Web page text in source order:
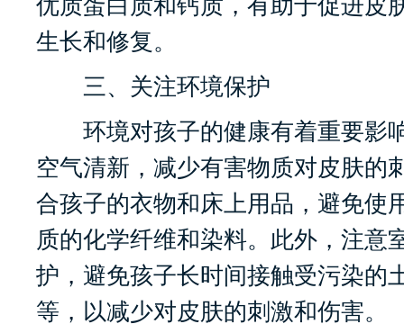
优质蛋白质和钙质，有助于促进皮
生长和修复。
三、关注环境保护
环境对孩子的健康有着重要影
空气清新，减少有害物质对皮肤的
合孩子的衣物和床上用品，避免使
质的化学纤维和染料。此外，注意
护，避免孩子长时间接触受污染的
等，以减少对皮肤的刺激和伤害。